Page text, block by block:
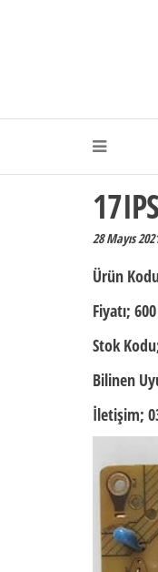
28 Mayıs
Ürün
Fiyatı;
Stok
Bilinen
İletişim;